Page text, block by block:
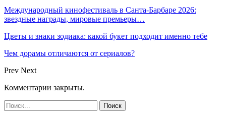
Международный кинофестиваль в Санта-Барбаре 2026:
звездные награды, мировые премьеры…
Цветы и знаки зодиака: какой букет подходит именно тебе
Чем дорамы отличаются от сериалов?
Prev Next
Комментарии закрыты.